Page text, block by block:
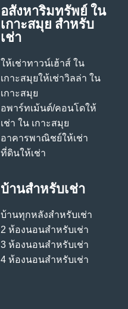
อสังหาริมทรัพย์ ใน
เกาะสมุย สําหรับ
เช่า
ให้เช่าทาวน์เฮ้าส์ ใน
เกาะสมุยให้เช่าวิลล่า ใน
เกาะสมุย
อพาร์ทเม้นต์/คอนโดให้
เช่า ใน เกาะสมุย
อาคารพาณิชย์ให้เช่า
ที่ดินให้เช่า
บ้านสําหรับเช่า
บ้านทุกหลังสําหรับเช่า
2 ห้องนอนสําหรับเช่า
3 ห้องนอนสําหรับเช่า
4 ห้องนอนสําหรับเช่า